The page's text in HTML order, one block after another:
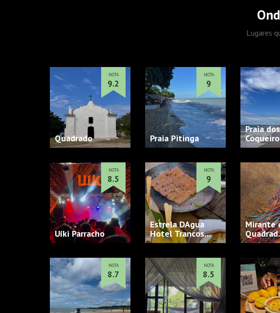
Lugares
Quadrado
NOTA
9.2
Praia Pitinga
NOTA
9
Praia dos
Uíki Parracho
NOTA
8.5
Estrela DAgua
Hotel Trancos…
NOTA
9
Mirante
NOTA
8.7
NOTA
8.5